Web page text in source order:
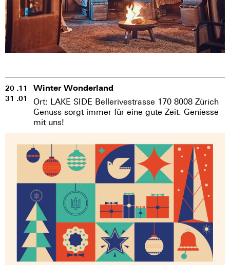
20 .11
31 .01
Winter Wonderland
Ort: LAKE SIDE Bellerivestrasse 170 8008 Zürich
Genuss sorgt immer für eine gute Zeit. Geniesse
mit uns!